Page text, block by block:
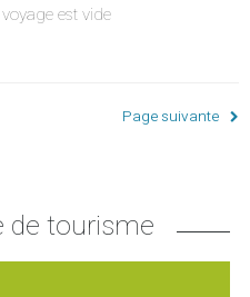
est vide
Page suivante
de tourisme